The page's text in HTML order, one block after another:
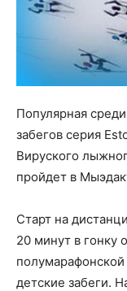
Популярная
забегов серия
Вируского
пройдет в
Старт на
20 минут в гонку
детские забеги.